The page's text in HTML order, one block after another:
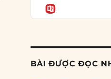
04/08/2026
03/08/2026
Đặt cược vào thất bại:
BÀI ĐƯỢC ĐỌC